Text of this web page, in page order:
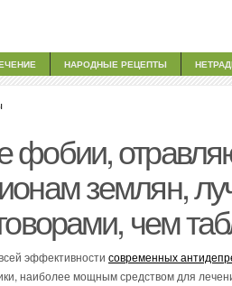
НАРОДНЫЕ РЕЦЕПТЫ
фобии,
землян,
чем
эффективности современных
наиболее мощным средством для